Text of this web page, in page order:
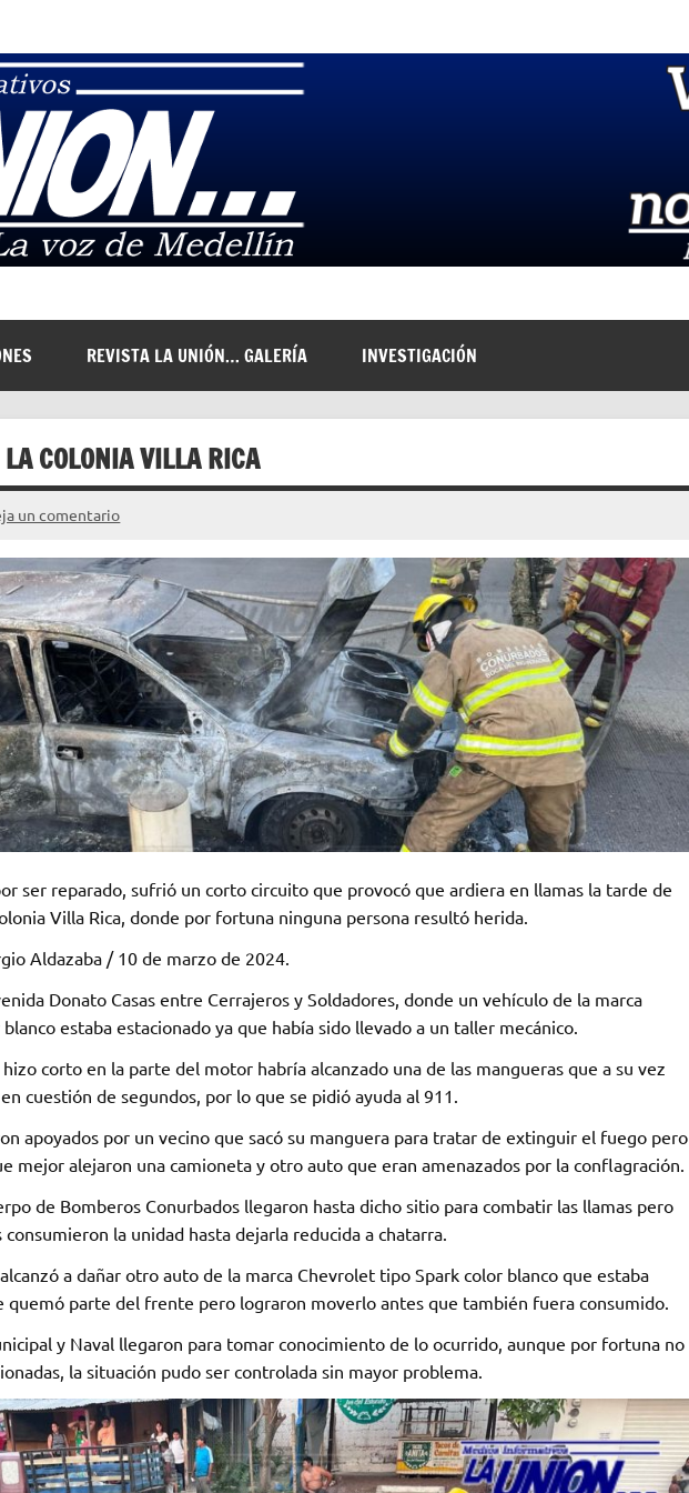
REVISTA LA UNIÓN… GALERÍA INVESTIGACIÓN
COLONIA VILLA RICA
un comentario
ser reparado, sufrió un corto circuito que provocó que ardiera en llamas la tarde de
Villa Rica, donde por fortuna ninguna persona resultó herida.
Aldazaba / 10 de marzo de 2024.
Donato Casas entre Cerrajeros y Soldadores, donde un vehículo de la marca
estaba estacionado ya que había sido llevado a un taller mecánico.
corto en la parte del motor habría alcanzado una de las mangueras que a su vez
cuestión de segundos, por lo que se pidió ayuda al 911.
apoyados por un vecino que sacó su manguera para tratar de extinguir el fuego pero
mejor alejaron una camioneta y otro auto que eran amenazados por la conflagración.
de Bomberos Conurbados llegaron hasta dicho sitio para combatir las llamas pero
la unidad hasta dejarla reducida a chatarra.
a dañar otro auto de la marca Chevrolet tipo Spark color blanco que estaba
quemó parte del frente pero lograron moverlo antes que también fuera consumido.
y Naval llegaron para tomar conocimiento de lo ocurrido, aunque por fortuna no
la situación pudo ser controlada sin mayor problema.